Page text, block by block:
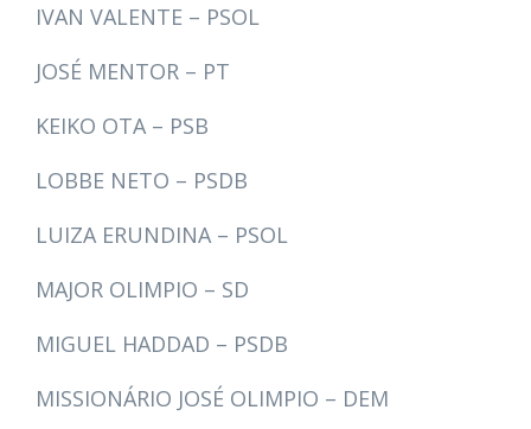
IVAN VALENTE – PSOL
JOSÉ MENTOR – PT
KEIKO OTA – PSB
LOBBE NETO – PSDB
LUIZA ERUNDINA – PSOL
MAJOR OLIMPIO – SD
MIGUEL HADDAD – PSDB
MISSIONÁRIO JOSÉ OLIMPIO – DEM